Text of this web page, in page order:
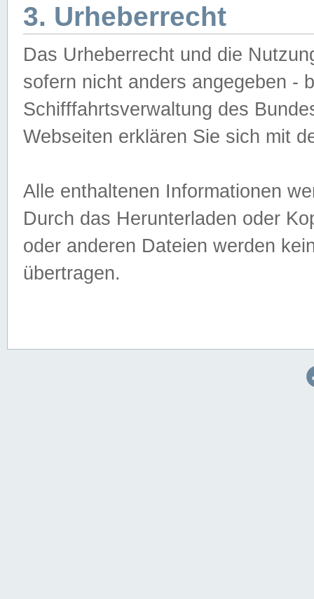
3. Urheberrecht
Das Urheberrecht und die
sofern nicht anders angegeben -
Schifffahrtsverwaltung des
Webseiten erklären Sie sich mit
Alle enthaltenen Informationen
Durch das Herunterladen oder
oder anderen Dateien werden
übertragen.